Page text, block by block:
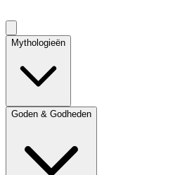
Mythologieën
Goden & Godheden